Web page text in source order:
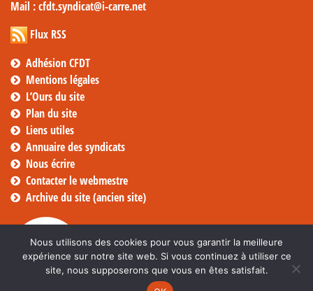
Mail : cfdt.syndicat@i-carre.net
Flux RSS
Adhésion CFDT
Mentions légales
L’Ours du site
Plan du site
Liens utiles
Annuaire des syndicats
Nous écrire
Contacter le webmestre
Archive du site (ancien site)
Nous utilisons des cookies pour vous garantir la meilleure
expérience sur notre site web. Si vous continuez à utiliser ce
site, nous supposerons que vous en êtes satisfait.